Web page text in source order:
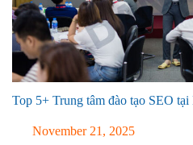
Top 5+ Trung tâm đào tạo SEO
November 21, 2025